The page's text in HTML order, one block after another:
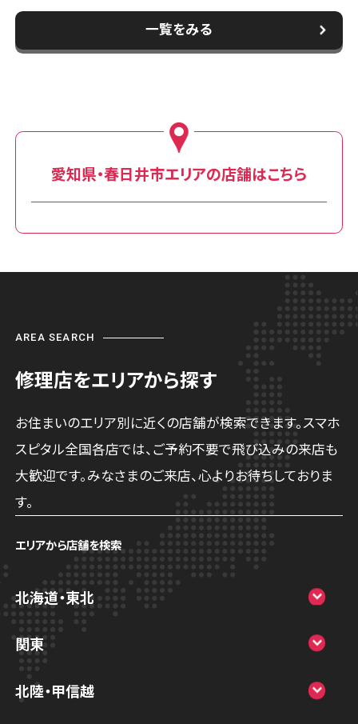
一覧をみる
愛知県・春日井市エリアの店舗はこちら
AREA SEARCH
修理店をエリアから探す
お住まいのエリア別に近くの店舗が検索できます。スマホ
スピタル全国各店では、ご予約不要で飛び込みの来店も
大歓迎です。みなさまのご来店、心よりお待ちしておりま
す。
エリアから店舗を検索
北海道・東北
スマホスピタル大丸札幌
関東
スマホスピタル宇都宮
北陸・甲信越